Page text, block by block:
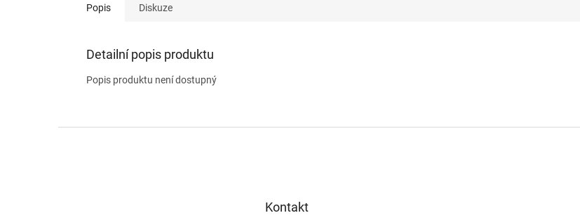
Popis Diskuze
Detailní popis produktu
Popis produktu není dostupný
Kontakt